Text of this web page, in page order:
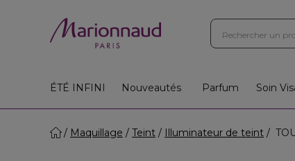
ÉTÉ INFINI
Nouveautés Parfum Soin
Maquillage Teint Illuminateur de teint